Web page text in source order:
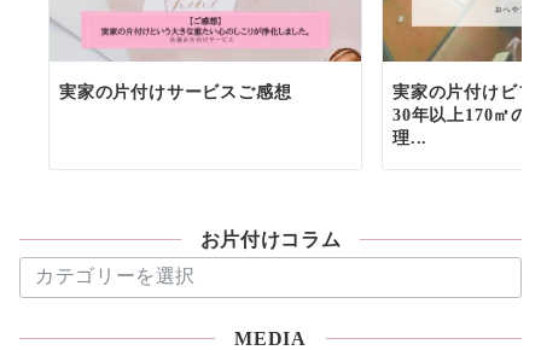
実家の片付けサービスご感想
実家の片付けビ
30年以上170㎡の
理...
お片付けコラム
片
MEDIA